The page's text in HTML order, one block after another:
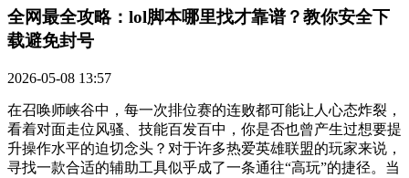
全网最全攻略：lol脚本哪里找才靠谱？教你安全下
载避免封号
2026-05-08 13:57
在召唤师峡谷中，每一次排位赛的连败都可能让人心态炸裂，
看着对面走位风骚、技能百发百中，你是否也曾产生过想要提
升操作水平的迫切念头？对于许多热爱英雄联盟的玩家来说，
寻找一款合适的辅助工具似乎成了一条通往“高玩”的捷径。当